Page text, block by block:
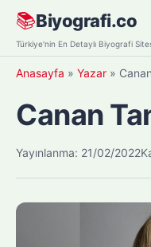
Skip
content
📚Biyografi.co
Türkiye'nin En Detaylı Biyografi
Anasayfa » Yazar »
Canan
Yayınlanma: 21/02/2022